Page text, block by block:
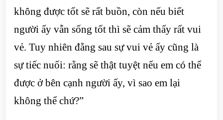
không được tốt sẽ rất buồn, còn nếu biết
người ấy vẫn sống tốt thì sẽ cảm thấy rất vui
vẻ. Tuy nhiên đằng sau sự vui vẻ ấy cũng là
sự tiếc nuối: rằng sẽ thật tuyệt nếu em có thể
được ở bên cạnh người ấy, vì sao em lại
không thể chứ?”